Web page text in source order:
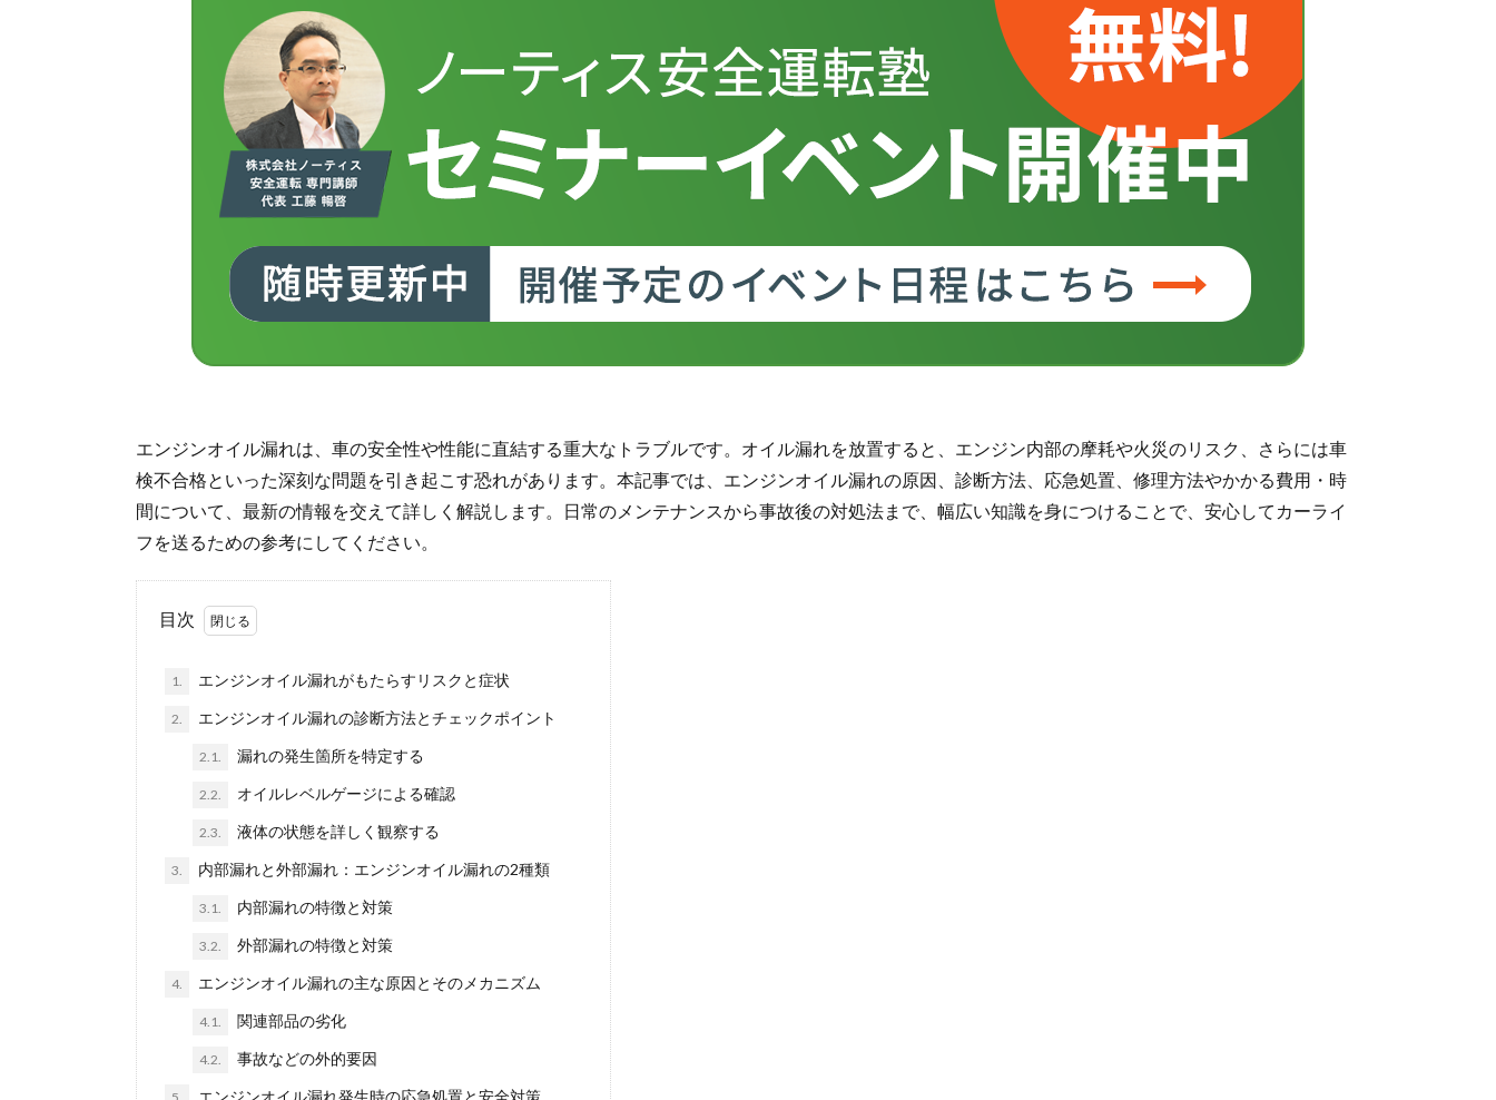
エンジンオイル漏れは、車の安全性や性能に直結する重大なトラブルです。オイル漏れを放置すると、エンジン内部の摩耗や火災のリスク、さらには車
検不合格といった深刻な問題を引き起こす恐れがあります。本記事では、エンジンオイル漏れの原因、診断方法、応急処置、修理方法やかかる費用・時
間について、最新の情報を交えて詳しく解説します。日常のメンテナンスから事故後の対処法まで、幅広い知識を身につけることで、安心してカーライ
フを送るための参考にしてください。
目次
1. エンジンオイル漏れがもたらすリスクと症状
2. エンジンオイル漏れの診断方法とチェックポイント
2.1. 漏れの発生箇所を特定する
2.2. オイルレベルゲージによる確認
2.3. 液体の状態を詳しく観察する
3. 内部漏れと外部漏れ：エンジンオイル漏れの2種類
3.1. 内部漏れの特徴と対策
3.2. 外部漏れの特徴と対策
4. エンジンオイル漏れの主な原因とそのメカニズム
4.1. 関連部品の劣化
4.2. 事故などの外的要因